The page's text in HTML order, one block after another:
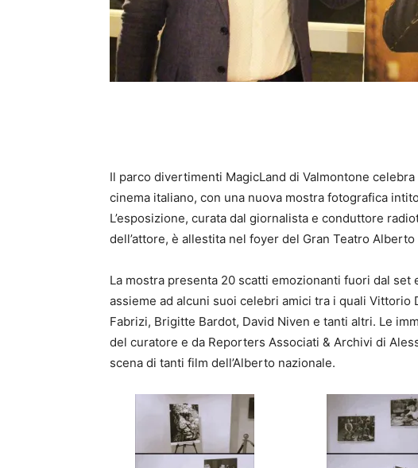
Il parco divertimenti MagicLand di Valmontone
cinema italiano, con una nuova mostra fotografica
L’esposizione, curata dal giornalista e conduttore
dell’attore, è allestita nel foyer del Gran Teatro
La mostra presenta 20 scatti emozionanti fuori dal
assieme ad alcuni suoi celebri amici tra i quali Vittorio
Fabrizi, Brigitte Bardot, David Niven e tanti altri. Le
del curatore e da Reporters Associati & Archivi di
scena di tanti film dell’Alberto nazionale.